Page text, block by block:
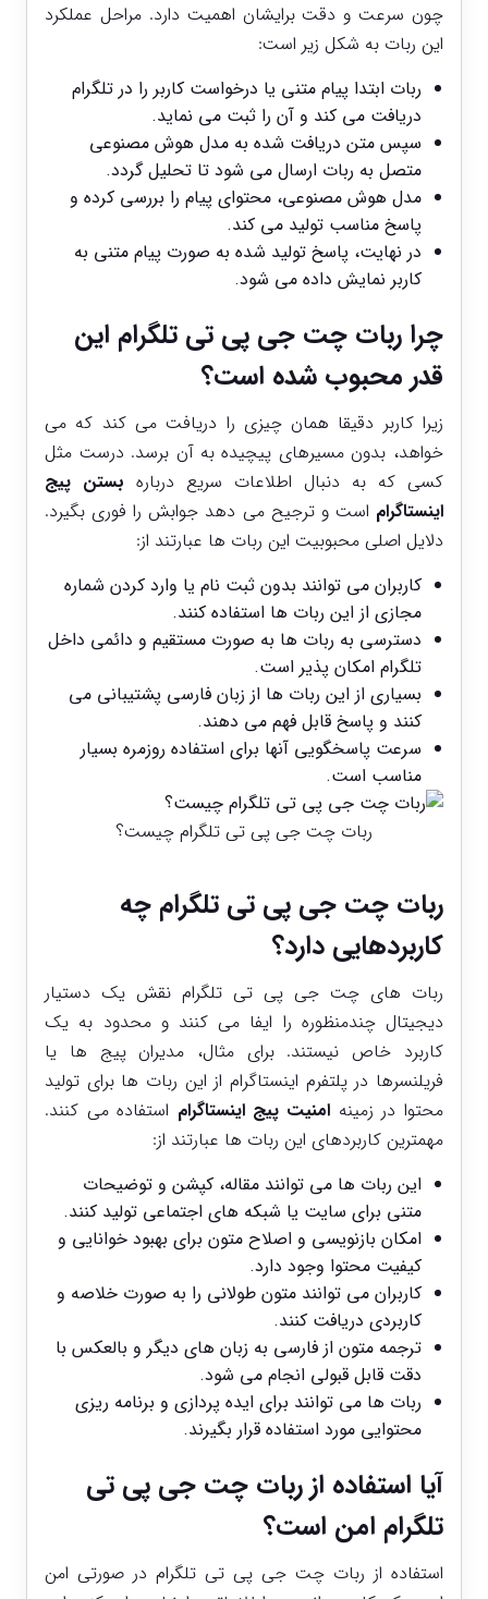
چون سرعت و دقت برایشان اهمیت دارد. مراحل عملکرد
این ربات به شکل زیر است:
ربات ابتدا پیام متنی یا درخواست کاربر را در تلگرام
دریافت می‌ کند و آن را ثبت می نماید.
سپس متن دریافت ‌شده به مدل هوش مصنوعی
متصل به ربات ارسال می ‌شود تا تحلیل گردد.
مدل هوش مصنوعی، محتوای پیام را بررسی کرده و
پاسخ مناسب تولید می ‌کند.
در نهایت، پاسخ تولید شده به‌ صورت پیام متنی به
کاربر نمایش داده می ‌شود.
چرا ربات چت جی پی تی تلگرام این
‌قدر محبوب شده است؟
زیرا کاربر دقیقا همان چیزی را دریافت می ‌کند که می‌
خواهد، بدون مسیرهای پیچیده به آن برسد. درست مثل
کسی که به دنبال اطلاعات سریع درباره بستن پیج
اینستاگرام است و ترجیح می ‌دهد جوابش را فوری بگیرد.
دلایل اصلی محبوبیت این ربات ‌ها عبارتند از:
کاربران می ‌توانند بدون ثبت ‌نام یا وارد کردن شماره
مجازی از این ربات‌ ها استفاده کنند.
دسترسی به ربات ‌ها به ‌صورت مستقیم و دائمی داخل
تلگرام امکان ‌پذیر است.
بسیاری از این ربات‌ ها از زبان فارسی پشتیبانی می
‌کنند و پاسخ قابل فهم می ‌دهند.
سرعت پاسخگویی آنها برای استفاده روزمره بسیار
مناسب است.
ربات چت جی پی تی تلگرام چیست؟
ربات چت جی پی تی تلگرام چه
کاربردهایی دارد؟
ربات‌ های چت جی پی تی تلگرام نقش یک دستیار
دیجیتال چندمنظوره را ایفا می ‌کنند و محدود به یک
کاربرد خاص نیستند. برای مثال، مدیران پیج‌ ها یا
فریلنسرها در پلتفرم اینستاگرام از این ربات ‌ها برای تولید
محتوا در زمینه امنیت پیج اینستاگرام استفاده می ‌کنند.
مهمترین کاربردهای این ربات‌ ها عبارتند از:
این ربات ‌ها می ‌توانند مقاله، کپشن و توضیحات
متنی برای سایت یا شبکه ‌های اجتماعی تولید کنند.
امکان بازنویسی و اصلاح متون برای بهبود خوانایی و
کیفیت محتوا وجود دارد.
کاربران می ‌توانند متون طولانی را به ‌صورت خلاصه و
کاربردی دریافت کنند.
ترجمه متون از فارسی به زبان‌ های دیگر و بالعکس با
دقت قابل قبولی انجام می ‌شود.
ربات ‌ها می ‌توانند برای ایده‌ پردازی و برنامه ‌ریزی
محتوایی مورد استفاده قرار بگیرند.
آیا استفاده از ربات چت جی پی تی
تلگرام امن است؟
استفاده از ربات چت جی پی تی تلگرام در صورتی امن